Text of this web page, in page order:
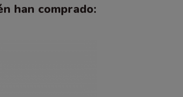
han comprado: